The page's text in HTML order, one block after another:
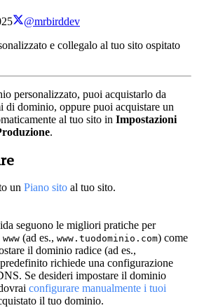
@mrbirddev
e collegalo al tuo sito ospitato
personalizzato, puoi acquistarlo da
di dominio, oppure puoi acquistare un
al tuo sito in Impostazioni
.
un Piano sito al tuo sito.
seguono le migliori pratiche per
www (ad es., www.tuodominio.com) come
il dominio radice (ad es.,
richiede una configurazione
Se desideri impostare il dominio
configurare manualmente i tuoi
il tuo dominio.